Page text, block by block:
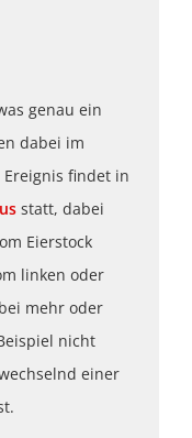
genau ein
dabei im
findet in
statt, dabei
Eierstock
linken oder
mehr oder
nicht
einer